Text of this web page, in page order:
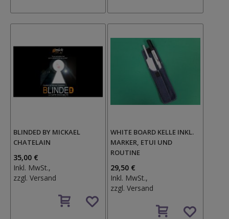
BLINDED BY MICKAEL
CHATELAIN
35,00 €
Inkl. MwSt.,
zzgl. Versand
den
WHITE BOARD KELLE INKL.
MARKER, ETUI UND
ROUTINE
29,50 €
Inkl. MwSt.,
zzgl.Versand
den